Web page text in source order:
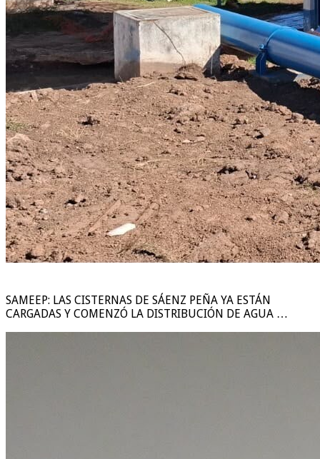
SAMEEP: LAS CISTERNAS DE SÁENZ PEÑA YA ESTÁN
CARGADAS Y COMENZÓ LA DISTRIBUCIÓN DE AGUA …